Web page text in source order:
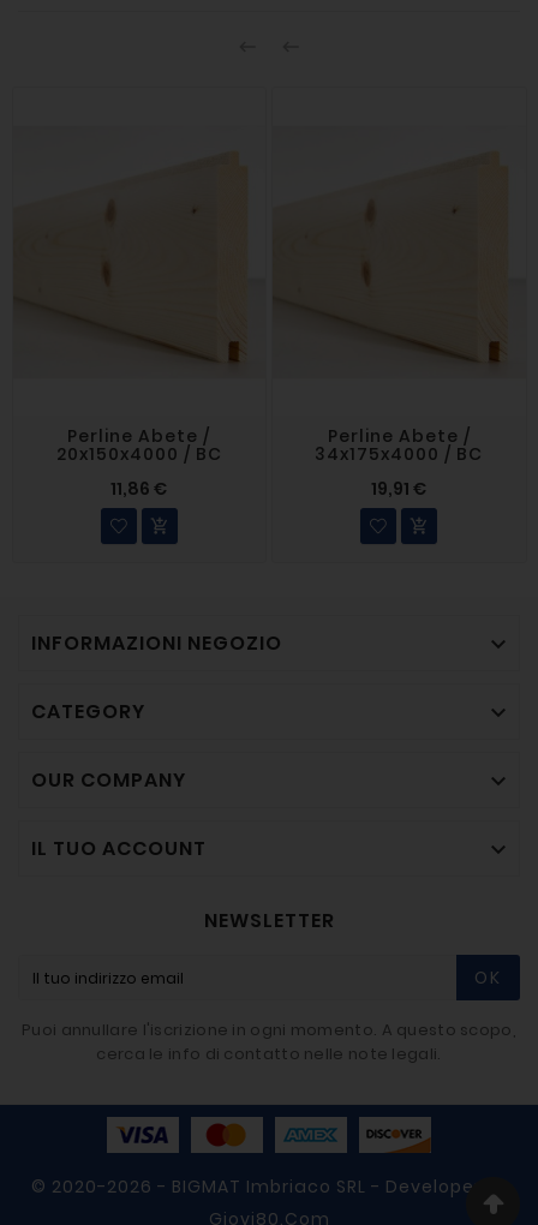
Perline Abete /
20x150x4000 / BC
11,86 €

Perline Abete /
34x175x4000 / BC
19,91 €

INFORMAZIONI NEGOZIO 
CATEGORY 
OUR COMPANY 
IL TUO ACCOUNT 
NEWSLETTER
OK
Puoi annullare l'iscrizione in ogni momento. A questo scopo,
cerca le info di contatto nelle note legali.
© 2020-2026 - BIGMAT Imbriaco SRL - Developer By
Giovi80.com